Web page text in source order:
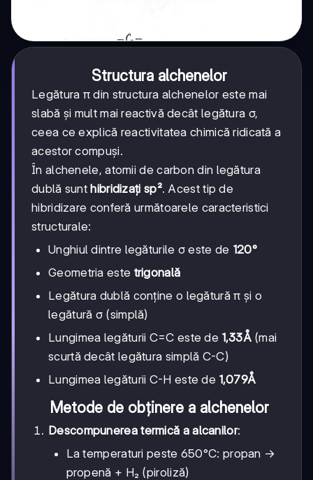
Structura alchenelor
Legătura π din structura alchenelor este mai
slabă și mult mai reactivă decât legătura σ,
ceea ce explică reactivitatea chimică ridicată a
acestor compuși.
În alchenele, atomii de carbon din legătura
dublă sunt hibridizați sp². Acest tip de
hibridizare conferă următoarele caracteristici
structurale:
Unghiul dintre legăturile σ este de 120°
Geometria este trigonală
Legătura dublă conține o legătură π și o
legătură σ (simplă)
Lungimea legăturii C=C este de 1,33Å(mai
scurtă decât legătura simplă C-C)
Lungimea legăturii C-H este de 1,079Å
Metode de obținere a alchenelor
Descompunerea termică a alcanilor:
La temperaturi peste 650°C: propan →
propenă + H₂ (piroliză)